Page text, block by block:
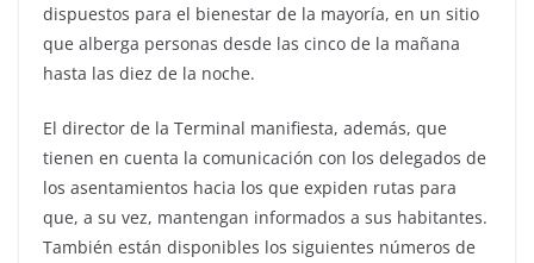
dispuestos para el bienestar de la mayoría, en un sitio
que alberga personas desde las cinco de la mañana
hasta las diez de la noche.
El director de la Terminal manifiesta, además, que
tienen en cuenta la comunicación con los delegados de
los asentamientos hacia los que expiden rutas para
que, a su vez, mantengan informados a sus habitantes.
También están disponibles los siguientes números de